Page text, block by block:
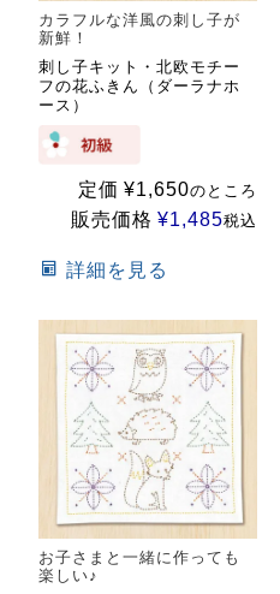
カラフルな洋風の刺し子が
新鮮！
刺し子キット・北欧モチー
フの花ふきん（ダーラナホ
ース）
定価 ¥1,650のところ
販売価格 ¥1,485税込
詳細を見る
お子さまと一緒に作っても
楽しい♪